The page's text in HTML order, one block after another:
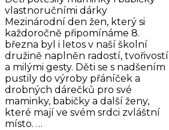
vlastnoručními dárky
Mezinárodní den žen, který si
každoročně připomínáme 8.
března byl i letos v naší školní
družině naplněn radostí, tvořivostí
a milými gesty. Děti se s nadšením
pustily do výroby přáníček a
drobných dárečků pro své
maminky, babičky a další ženy,
které mají ve svém srdci zvláštní
místo. …